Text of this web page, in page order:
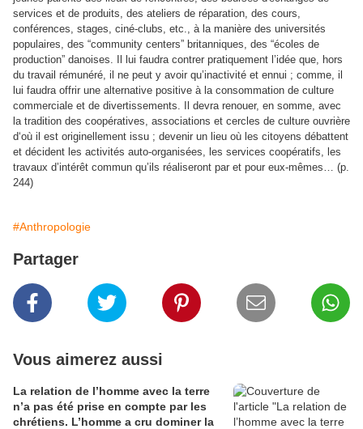
services et de produits, des ateliers de réparation, des cours,
conférences, stages, ciné-clubs, etc., à la manière des universités
populaires, des “community centers” britanniques, des “écoles de
production” danoises. Il lui faudra contrer pratiquement l’idée que, hors
du travail rémunéré, il ne peut y avoir qu’inactivité et ennui ; comme, il
lui faudra offrir une alternative positive à la consommation de culture
commerciale et de divertissements. Il devra renouer, en somme, avec
la tradition des coopératives, associations et cercles de culture ouvrière
d‘où il est originellement issu ; devenir un lieu où les citoyens débattent
et décident les activités auto-organisées, les services coopératifs, les
travaux d’intérêt commun qu’ils réaliseront par et pour eux-mêmes… (p.
244)
#Anthropologie
Partager
Vous aimerez aussi
La relation de l’homme avec la terre
n’a pas été prise en compte par les
chrétiens. L’homme a cru dominer la